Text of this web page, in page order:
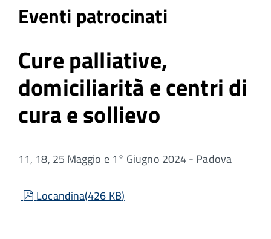
Eventi patrocinati
Cure palliative,
domiciliarità e centri di
cura e sollievo
11, 18, 25 Maggio e 1° Giugno 2024 - Padova
pdf
Locandina(426 KB)